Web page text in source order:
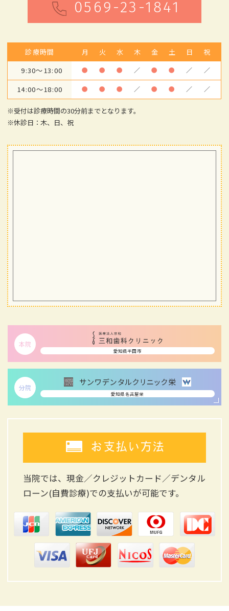
0569-23-1841
診療時間 月 火 水 木 金 土 日
祝
9:30～13:00
● ● ● ／ ● ● ／ ／
14:00～18:00 ● ● ● ／ ● ● ／ ／
※受付は診療時間の30分前までとなります。
※休診日：木、日、祝
本院
愛知県半田市
分院
愛知県名古屋栄
お支払い方法
当院では、現金／クレジットカード／デンタル
ローン(自費診療)での支払いが可能です。